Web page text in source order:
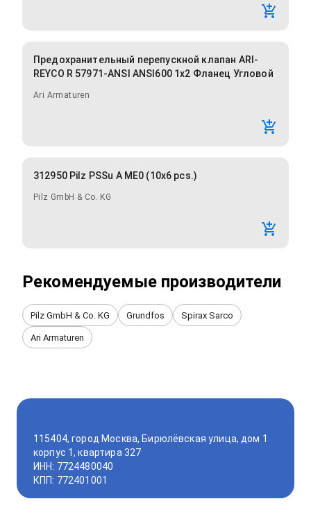
Предохранительный перепускной клапан ARI-
REYCO R 57971-ANSI ANSI600 1x2 Фланец Угловой
Ari Armaturen
312950 Pilz PSSu A ME0 (10x6 pcs.)
Pilz GmbH & Co. KG
Рекомендуемые производители
Pilz GmbH & Co. KG Grundfos Spirax Sarco
Ari Armaturen
115404, город Москва, Бирюлёвская улица, дом 1
корпус 1, квартира 327
ИНН: 7724480040
КПП: 772401001